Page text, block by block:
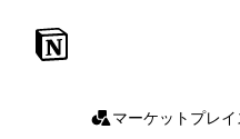
マーケットプレイ